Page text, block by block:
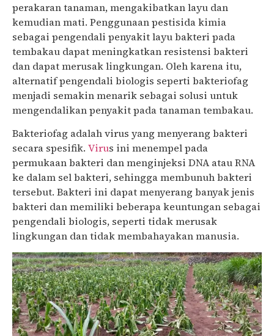
perakaran tanaman, mengakibatkan layu dan
kemudian mati. Penggunaan pestisida kimia
sebagai pengendali penyakit layu bakteri pada
tembakau dapat meningkatkan resistensi bakteri
dan dapat merusak lingkungan. Oleh karena itu,
alternatif pengendali biologis seperti bakteriofag
menjadi semakin menarik sebagai solusi untuk
mengendalikan penyakit pada tanaman tembakau.
Bakteriofag adalah virus yang menyerang bakteri
secara spesifik. Virus ini menempel pada
permukaan bakteri dan menginjeksi DNA atau RNA
ke dalam sel bakteri, sehingga membunuh bakteri
tersebut. Bakteri ini dapat menyerang banyak jenis
bakteri dan memiliki beberapa keuntungan sebagai
pengendali biologis, seperti tidak merusak
lingkungan dan tidak membahayakan manusia.